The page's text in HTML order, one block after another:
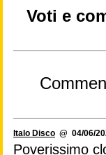
Voti e
Italo Disco @ 04/06/
Poverissimo